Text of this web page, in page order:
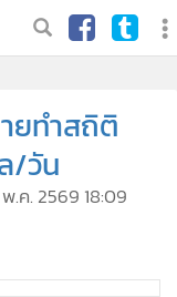
ยทำสถิติ
/วัน
.ค. 2569 18:09